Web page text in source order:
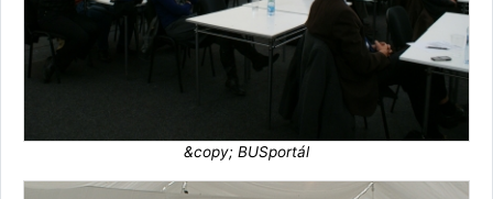
&copy; BUSportál